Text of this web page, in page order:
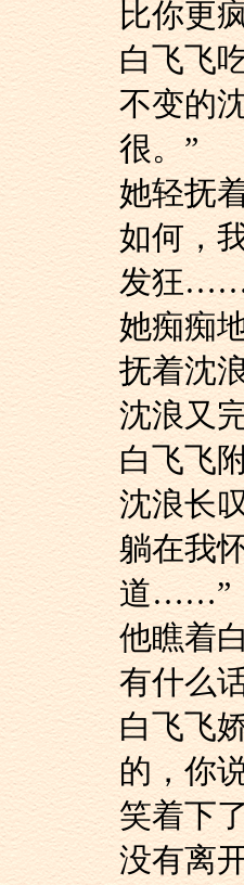
比你更
白
不变的
很。”
她
如何，
发狂
她
抚着沈
沈浪
白
沈
躺在我
道……”
他
有什么
白
的，你
笑着下
没有离